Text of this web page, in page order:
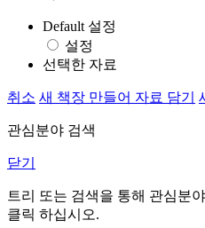
Default 설정
설정
선택한 자료
취소 새 책장 만들어 자료 담기
관심분야 검색
닫기
트리 또는 검색을 통해 관심분
클릭 하십시오.